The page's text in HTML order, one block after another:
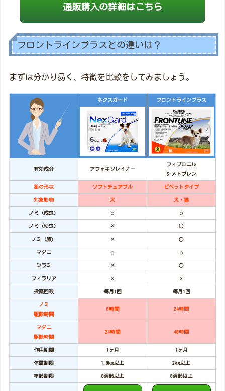
通販購入の詳細はこちら
フロントラインプラスとの違いは？
まずは分かり易く、特徴を比較をしてみましょう。
ネクスガード フロントラインプラス
有効成分 アフォキソレイナー
フィプロニル
S-メトプレン
薬の形状 ソフトチュアブル ピペットタイプ
対象動物 犬 犬・猫
ノミ（成虫） ○ ○
ノミ（幼虫） × ○
ノミ（卵） × ○
マダニ ○ ○
シラミ × ○
フィラリア × ×
投薬回数 毎月1回 毎月1回
ノミ
駆除時間
6時間 24時間
マダニ
駆除時間
24時間 48時間
作用期間 1ヶ月 1ヶ月
体重制限 1.8kg以上 2kg以上
年齢制限 8週齢以上 8週齢以上